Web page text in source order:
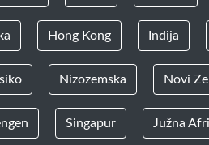
Hong Kong Indija
Nizozemska Novi
Singapur Južna